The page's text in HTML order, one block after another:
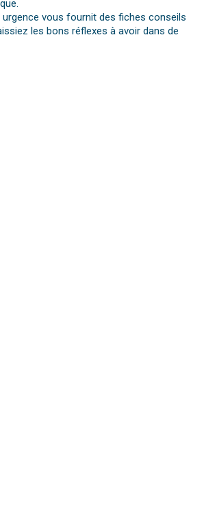
vous fournit des fiches conseils
les bons réflexes à avoir dans de